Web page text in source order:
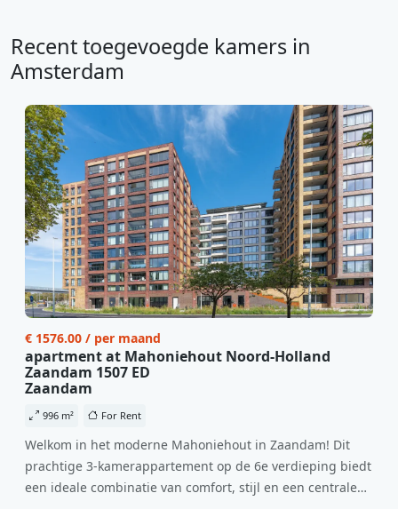
Recent toegevoegde kamers in
Amsterdam
€ 1576.00 / per maand
apartment at Mahoniehout Noord-Holland
Zaandam 1507 ED
Zaandam
996 m² For Rent
Welkom in het moderne Mahoniehout in Zaandam! Dit
prachtige 3-kamerappartement op de 6e verdieping biedt
een ideale combinatie van comfort, stijl en een centrale